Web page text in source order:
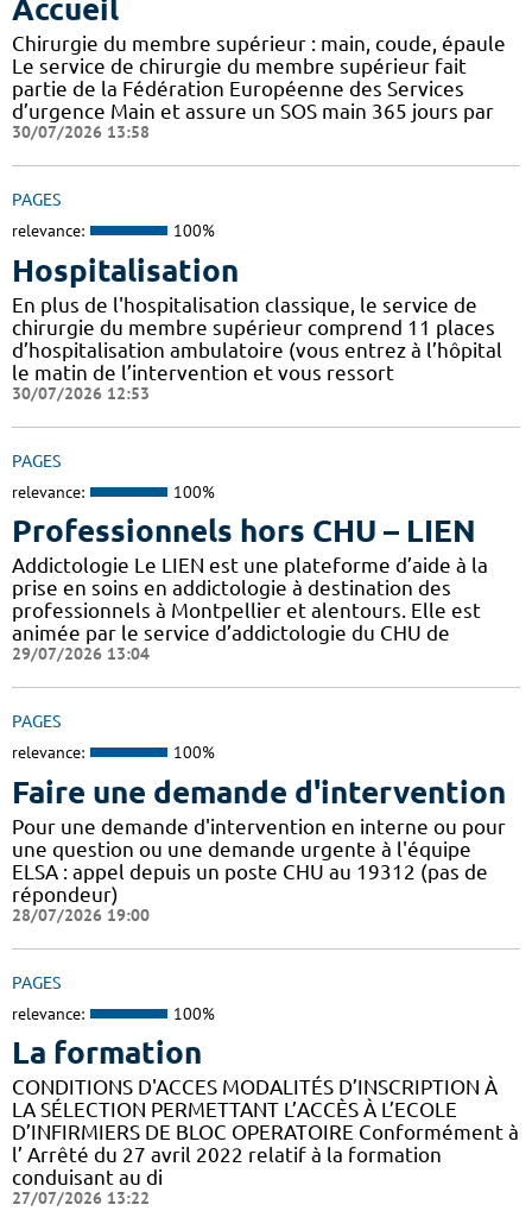
Accueil
Chirurgie du membre supérieur : main, coude, épaule
Le service de chirurgie du membre supérieur fait
partie de la Fédération Européenne des Services
d’urgence Main et assure un SOS main 365 jours par
30/07/2026 13:58
PAGES
relevance: 100%
Hospitalisation
En plus de l'hospitalisation classique, le service de
chirurgie du membre supérieur comprend 11 places
d’hospitalisation ambulatoire (vous entrez à l’hôpital
le matin de l’intervention et vous ressort
30/07/2026 12:53
PAGES
relevance: 100%
Professionnels hors CHU – LIEN
Addictologie Le LIEN est une plateforme d’aide à la
prise en soins en addictologie à destination des
professionnels à Montpellier et alentours. Elle est
animée par le service d’addictologie du CHU de
29/07/2026 13:04
PAGES
relevance: 100%
Faire une demande d'intervention
Pour une demande d'intervention en interne ou pour
une question ou une demande urgente à l'équipe
ELSA : appel depuis un poste CHU au 19312 (pas de
répondeur)
28/07/2026 19:00
PAGES
relevance: 100%
La formation
CONDITIONS D'ACCES MODALITÉS D’INSCRIPTION À
LA SÉLECTION PERMETTANT L’ACCÈS À L’ECOLE
D’INFIRMIERS DE BLOC OPERATOIRE Conformément à
l’ Arrêté du 27 avril 2022 relatif à la formation
conduisant au di
27/07/2026 13:22